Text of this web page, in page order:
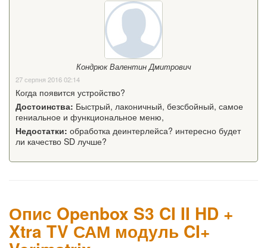
Кондрюк Валентин Дмитрович
27 серпня 2016 02:14
Когда появится устройство?
Достоинства: Быстрый, лаконичный, безсбойный, самое
гениальное и функциональное меню,
Недостатки: обработка деинтерлейса? интересно будет
ли качество SD лучше?
Опис Openbox S3 CI II HD +
Xtra TV САМ модуль CI+